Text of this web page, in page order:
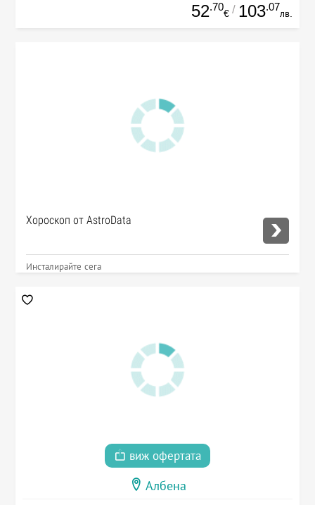
52.70
€ / 103.07
лв.
Хороскоп от AstroData
Инсталирайте сега
виж офертата
Албена